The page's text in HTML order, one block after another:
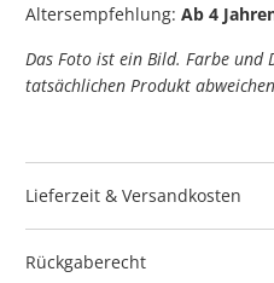
Altersempfehlung:Ab 4
Das Foto ist ein Bild. Farbe und
tatsächlichen Produkt
Lieferzeit & Versandkosten
Rückgaberecht